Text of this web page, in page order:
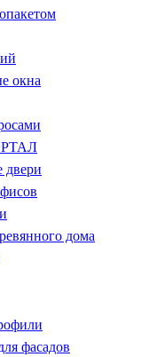
окна
двери
дома
фасадов